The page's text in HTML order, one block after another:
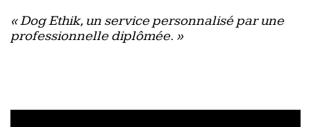
« Dog Ethik, un service personnalisé par une
professionnelle diplômée. »